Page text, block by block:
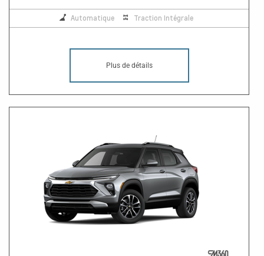
Automatique Traction Intégrale
Plus de détails